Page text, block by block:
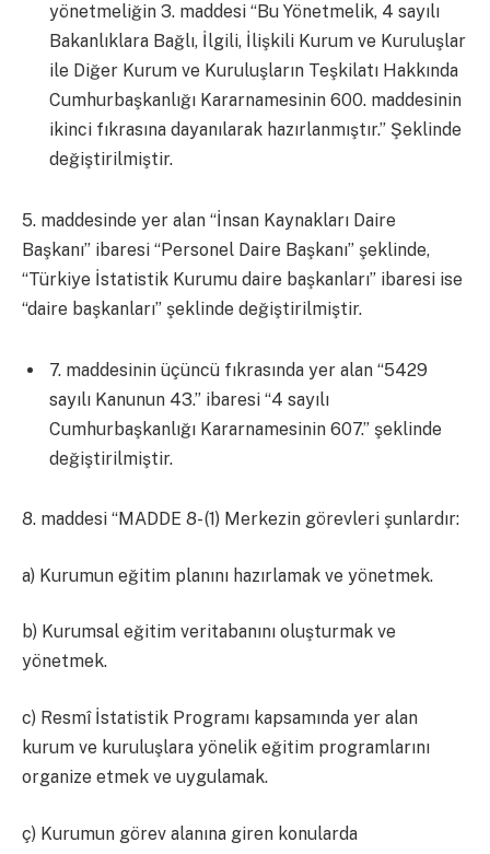
yönetmeliğin 3. maddesi “Bu Yönetmelik, 4 sayılı
Bakanlıklara Bağlı, İlgili, İlişkili Kurum ve Kuruluşlar
ile Diğer Kurum ve Kuruluşların Teşkilatı Hakkında
Cumhurbaşkanlığı Kararnamesinin 600. maddesinin
ikinci fıkrasına dayanılarak hazırlanmıştır.” Şeklinde
değiştirilmiştir.
5. maddesinde yer alan “İnsan Kaynakları Daire
Başkanı” ibaresi “Personel Daire Başkanı” şeklinde,
“Türkiye İstatistik Kurumu daire başkanları” ibaresi ise
“daire başkanları” şeklinde değiştirilmiştir.
7. maddesinin üçüncü fıkrasında yer alan “5429
sayılı Kanunun 43.” ibaresi “4 sayılı
Cumhurbaşkanlığı Kararnamesinin 607.” şeklinde
değiştirilmiştir.
8. maddesi “MADDE 8- (1) Merkezin görevleri şunlardır:
a) Kurumun eğitim planını hazırlamak ve yönetmek.
b) Kurumsal eğitim veritabanını oluşturmak ve
yönetmek.
c) Resmî İstatistik Programı kapsamında yer alan
kurum ve kuruluşlara yönelik eğitim programlarını
organize etmek ve uygulamak.
ç) Kurumun görev alanına giren konularda